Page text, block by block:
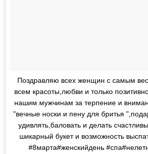
Поздравляю всех женщин с самым
всем красоты,любви и только
нашим мужчинам за терпение и
"вечные носки и пену для бритья
удивлять,баловать и делать
шикарный букет и возможность
#8марта#женскийдень